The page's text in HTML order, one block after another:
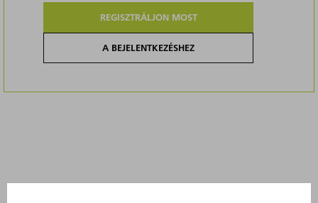
REGISZTRÁLJON MOST
A BEJELENTKEZÉSHEZ